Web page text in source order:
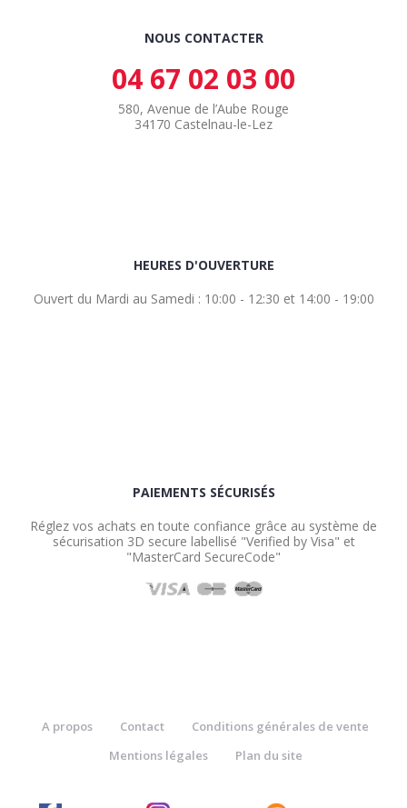
NOUS CONTACTER
04 67 02 03 00
580, Avenue de l’Aube Rouge
34170 Castelnau-le-Lez
HEURES D'OUVERTURE
Ouvert du Mardi au Samedi : 10:00 - 12:30 et 14:00 - 19:00
PAIEMENTS SÉCURISÉS
Réglez vos achats en toute confiance grâce au système de
sécurisation 3D secure labellisé "Verified by Visa" et
"MasterCard SecureCode"
A propos Contact
Conditions générales de vente
Mentions légales
Plan du site